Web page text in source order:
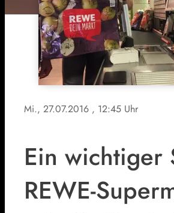
Mi., 27.07.2016 , 12:45 Uhr
Ein wichtiger
REWE-